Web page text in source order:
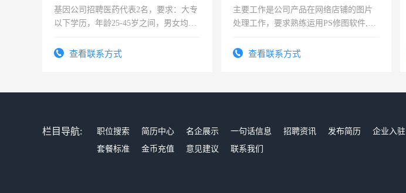
基因公司招聘医药代表2名，要求：大专
以下学历，年龄25-45岁之间，男女均
表或者有医学资质的优先，底薪+绩效，
查看联系方式
主要工作是公司产品在网络店铺的图片
处理工作，要求熟练运用PS修图软件,工
查看联系方式
栏目导航: 职位搜索 简历中心 名企展示 一句话信息 招聘资讯 发布简历 企业入驻
套餐标准
金币充值 意见建议 联系我们